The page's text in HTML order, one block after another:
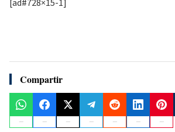
[ad#728×15-1]
Compartir